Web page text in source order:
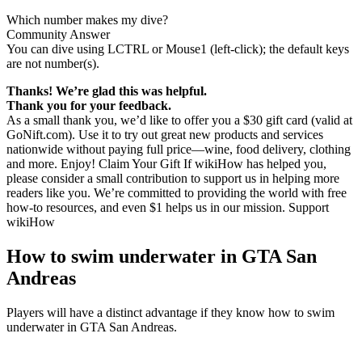
Which number makes my dive?
Community Answer
You can dive using LCTRL or Mouse1 (left-click); the default keys
are not number(s).
Thanks! We’re glad this was helpful.
Thank you for your feedback.
As a small thank you, we’d like to offer you a $30 gift card (valid at
GoNift.com). Use it to try out great new products and services
nationwide without paying full price—wine, food delivery, clothing
and more. Enjoy! Claim Your Gift If wikiHow has helped you,
please consider a small contribution to support us in helping more
readers like you. We’re committed to providing the world with free
how-to resources, and even $1 helps us in our mission. Support
wikiHow
How to swim underwater in GTA San
Andreas
Players will have a distinct advantage if they know how to swim
underwater in GTA San Andreas.